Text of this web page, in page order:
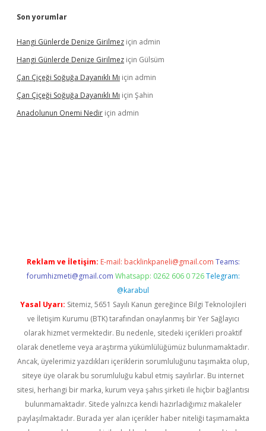
Son yorumlar
Hangi Günlerde Denize Girilmez için admin
Hangi Günlerde Denize Girilmez için Gülsüm
Çan Çiçeği Soğuğa Dayanıklı Mı için admin
Çan Çiçeği Soğuğa Dayanıklı Mı için Şahin
Anadolunun Onemi Nedir için admin
Reklam ve İletişim: E-mail: backlinkpaneli@gmail.com Teams:
forumhizmeti@gmail.com Whatsapp: 0262 606 0 726 Telegram:
@karabul
Yasal Uyarı: Sitemiz, 5651 Sayılı Kanun gereğince Bilgi Teknolojileri
ve İletişim Kurumu (BTK) tarafından onaylanmış bir Yer Sağlayıcı
olarak hizmet vermektedir. Bu nedenle, sitedeki içerikleri proaktif
olarak denetleme veya araştırma yükümlülüğümüz bulunmamaktadır.
Ancak, üyelerimiz yazdıkları içeriklerin sorumluluğunu taşımakta olup,
siteye üye olarak bu sorumluluğu kabul etmiş sayılırlar. Bu internet
sitesi, herhangi bir marka, kurum veya şahıs şirketi ile hiçbir bağlantısı
bulunmamaktadır. Sitede yalnızca kendi hazırladığımız makaleler
paylaşılmaktadır. Burada yer alan içerikler haber niteliği taşımamakta